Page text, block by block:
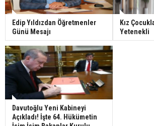
Edip Yıldızdan Öğretmenler
Günü Mesajı
Kız
Yetenekli
Davutoğlu Yeni Kabineyi
Açıkladı! İşte 64. Hükümetin